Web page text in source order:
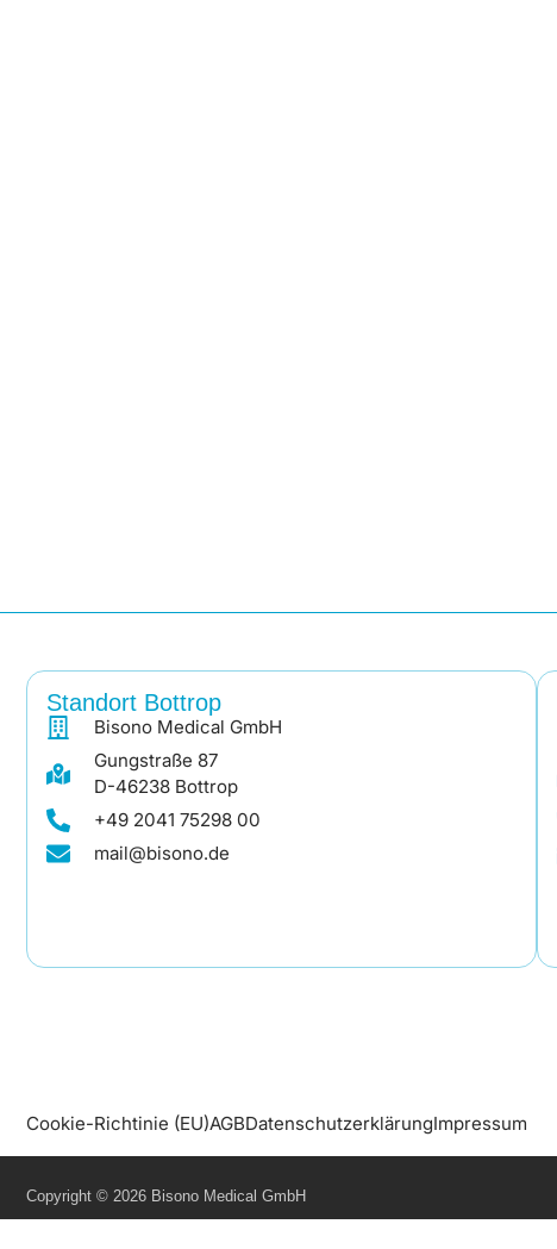
Standort Bottrop
Bisono Medical GmbH
Gungstraße 87
D-46238 Bottrop
+49 2041 75298 00
mail@bisono.de
Cookie-Richtinie (EU)AGBDatenschutzerklärungImpressum
Copyright © 2026 Bisono Medical GmbH